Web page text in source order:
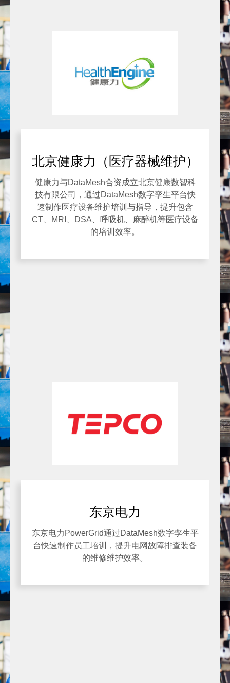
北京健康力（医疗器械维护）
健康力与DataMesh合资成立北京健康数智科
技有限公司，通过DataMesh数字孪生平台快
速制作医疗设备维护培训与指导，提升包含
CT、MRI、DSA、呼吸机、麻醉机等医疗设备
的培训效率。
东京电力
东京电力PowerGrid通过DataMesh数字孪生平
台快速制作员工培训，提升电网故障排查装备
的维修维护效率。